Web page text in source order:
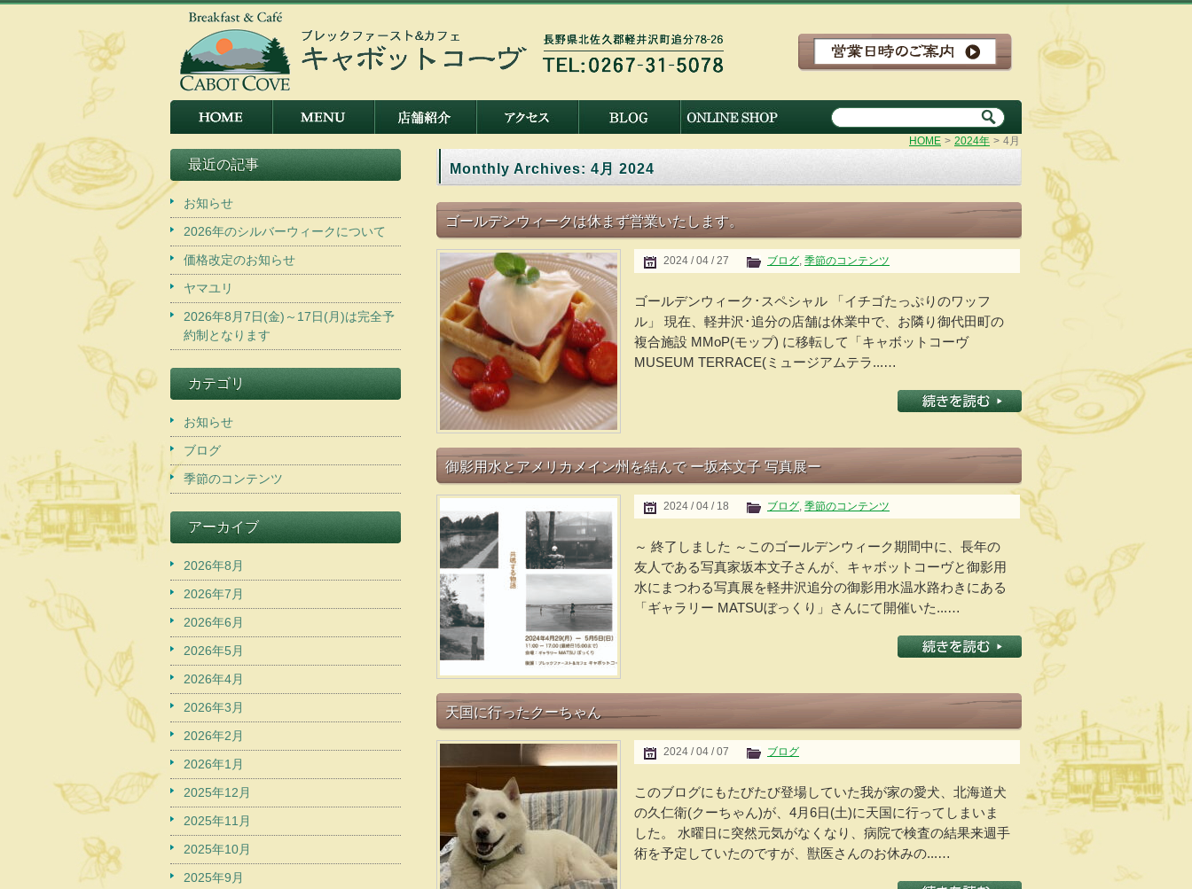
HOME > 2024年 > 4月
Monthly Archives: 4月 2024
ゴールデンウィークは休まず営業いたします。
2024 / 04 / 27 ブログ, 季節のコンテンツ
ゴールデンウィーク･スペシャル 「イチゴたっぷりのワッフ
ル」 現在、軽井沢･追分の店舗は休業中で、お隣り御代田町の
複合施設 MMoP(モップ) に移転して「キャボットコーヴ
MUSEUM TERRACE(ミュージアムテラ...…
御影用水とアメリカメイン州を結んで ー坂本文子 写真展ー
2024 / 04 / 18 ブログ, 季節のコンテンツ
～ 終了しました ～このゴールデンウィーク期間中に、長年の
友人である写真家坂本文子さんが、キャボットコーヴと御影用
水にまつわる写真展を軽井沢追分の御影用水温水路わきにある
「ギャラリー MATSUぼっくり」さんにて開催いた...…
天国に行ったクーちゃん
2024 / 04 / 07 ブログ
このブログにもたびたび登場していた我が家の愛犬、北海道犬
の久仁衛(クーちゃん)が、4月6日(土)に天国に行ってしまいま
した。 水曜日に突然元気がなくなり、病院で検査の結果来週手
術を予定していたのですが、獣医さんのお休みの...…
最近の記事
お知らせ
2026年のシルバーウィークについて
価格改定のお知らせ
ヤマユリ
2026年8月7日(金)～17日(月)は完全予
約制となります
カテゴリ
お知らせ
ブログ
季節のコンテンツ
アーカイブ
2026年8月
2026年7月
2026年6月
2026年5月
2026年4月
2026年3月
2026年2月
2026年1月
2025年12月
2025年11月
2025年10月
2025年9月